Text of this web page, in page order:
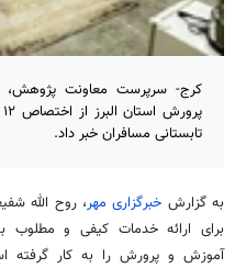
کرج- سرپرست معاونت پژوهش،
تابستانی مسافران خبر داد.
به گزارش خبرگزاری مهر، روح الله
برای ارائه خدمات کیفی و مطلوب
آموزش و پرورش را به کار گرفته